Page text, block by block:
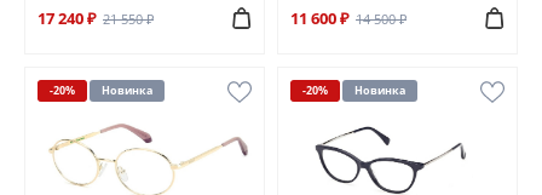
17 240 ₽ 21 550 ₽ 11 600 ₽ 14 500 ₽
-20% Новинка -20% Новинка